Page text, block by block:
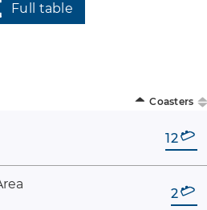
Full table
Coasters
12
2